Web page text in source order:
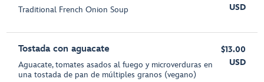
Traditional French Onion Soup
USD
Tostada con aguacate
Aguacate, tomates asados al fuego y microverduras en
una tostada de pan de múltiples granos (vegano)
$13.00
USD